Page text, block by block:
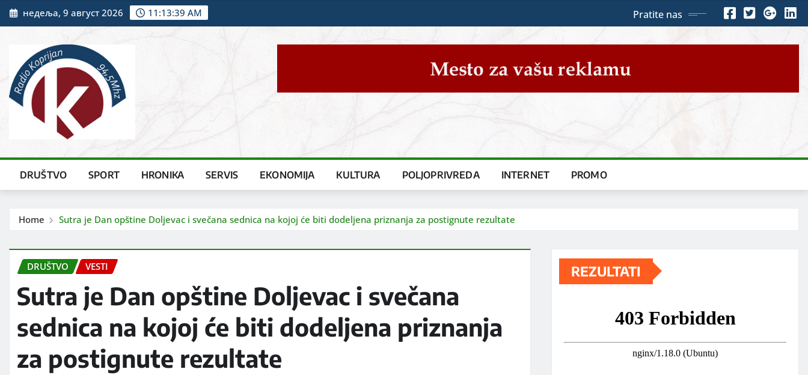
Skip
to
недеља, 9 август 2026 11:13:41 AM Pratite nas
DRUŠTVO SPORT HRONIKA SERVIS EKONOMIJA KULTURA POLJOPRIVREDA INTERNET PROMO
Home Sutra je Dan opštine Doljevac i svečana sednica na kojoj će biti dodeljena priznanja za postignute rezultate
DRUŠTVO VESTI
Sutra je Dan opštine Doljevac i svečana
sednica na kojoj će biti dodeljena priznanja
za postignute rezultate
REZULTATI